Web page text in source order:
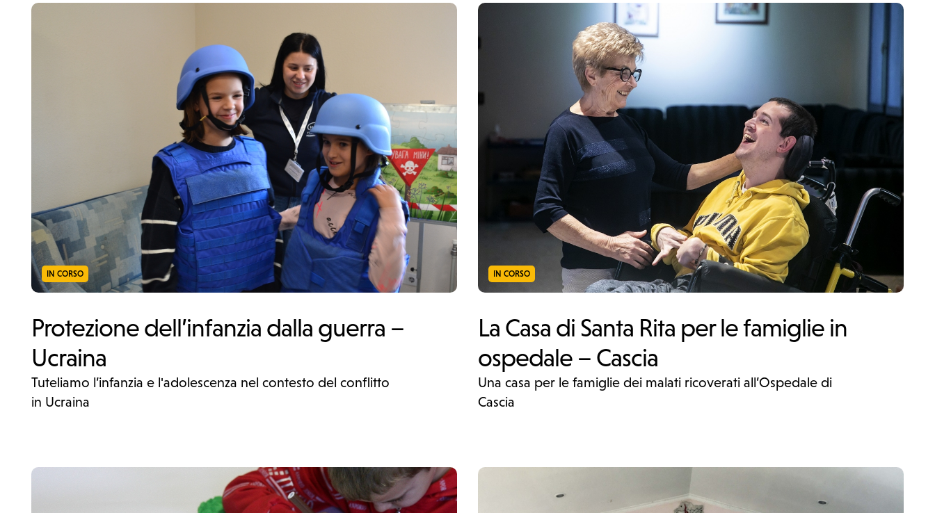
IN CORSO
Protezione dell’infanzia dalla guerra –
Ucraina
Tuteliamo l’infanzia e l'adolescenza nel contesto del conflitto
in Ucraina
IN CORSO
La Casa di Santa Rita per le famiglie in
ospedale – Cascia
Una casa per le famiglie dei malati ricoverati all’Ospedale di
Cascia